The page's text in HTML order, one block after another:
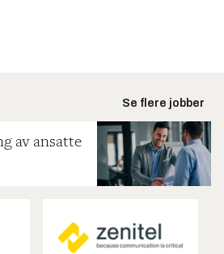
Se flere jobber
av ansatte